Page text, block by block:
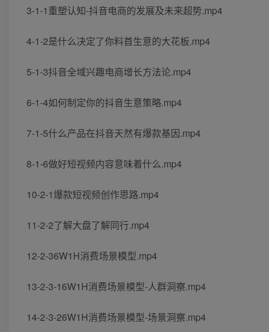
3-1-1重塑认知-抖音电商的发展及未来超势.mp4
4-1-2是什么决定了你料首生意的大花板.mp4
5-1-3抖音全域兴趣电商增长方法论.mp4
6-1-4如何制定你的抖音生意策略.mp4
7-1-5什么产品在抖音天然有爆款基因.mp4
8-1-6做好短视频内容意味着什么.mp4
10-2-1爆款短视频创作思路.mp4
11-2-2了解大盘了解同行.mp4
12-2-36W1H消费场景模型.mp4
13-2-3-16W1H消费场景模型-人群洞察.mp4
14-2-3-26W1H消费场景模型-场景洞察.mp4